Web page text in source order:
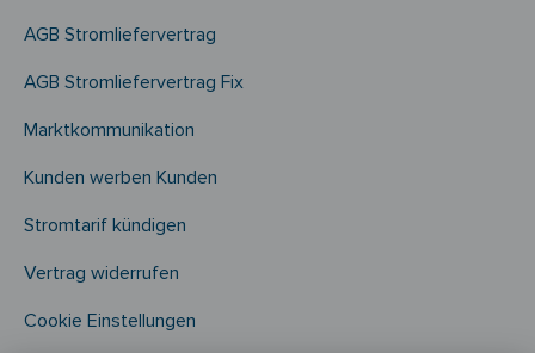
AGB Stromliefervertrag
AGB Stromliefervertrag Fix
Marktkommunikation
Kunden werben Kunden
Stromtarif kündigen
Vertrag widerrufen
Cookie Einstellungen